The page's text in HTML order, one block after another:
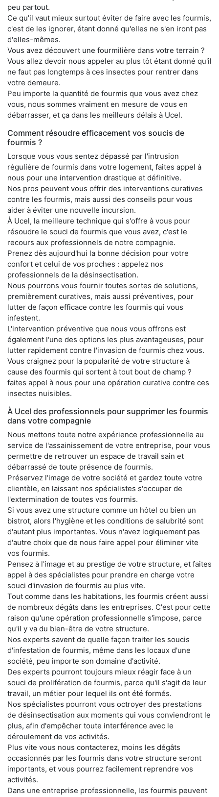
peu partout.
Ce qu'il vaut mieux surtout éviter de faire avec les fourmis,
c'est de les ignorer, étant donné qu'elles ne s'en iront pas
d'elles-mêmes.
Vous avez découvert une fourmilière dans votre terrain ?
Vous allez devoir nous appeler au plus tôt étant donné qu'il
ne faut pas longtemps à ces insectes pour rentrer dans
votre demeure.
Peu importe la quantité de fourmis que vous avez chez
vous, nous sommes vraiment en mesure de vous en
débarrasser, et ça dans les meilleurs délais à Ucel.
Comment résoudre efficacement vos soucis de
fourmis ?
Lorsque vous vous sentez dépassé par l'intrusion
régulière de fourmis dans votre logement, faites appel à
nous pour une intervention drastique et définitive.
Nos pros peuvent vous offrir des interventions curatives
contre les fourmis, mais aussi des conseils pour vous
aider à éviter une nouvelle incursion.
À Ucel, la meilleure technique qui s'offre à vous pour
résoudre le souci de fourmis que vous avez, c'est le
recours aux professionnels de notre compagnie.
Prenez dès aujourd'hui la bonne décision pour votre
confort et celui de vos proches : appelez nos
professionnels de la désinsectisation.
Nous pourrons vous fournir toutes sortes de solutions,
premièrement curatives, mais aussi préventives, pour
lutter de façon efficace contre les fourmis qui vous
infestent.
L'intervention préventive que nous vous offrons est
également l'une des options les plus avantageuses, pour
lutter rapidement contre l'invasion de fourmis chez vous.
Vous craignez pour la popularité de votre structure à
cause des fourmis qui sortent à tout bout de champ ?
faites appel à nous pour une opération curative contre ces
insectes nuisibles.
À Ucel des professionnels pour supprimer les fourmis
dans votre compagnie
Nous mettons toute notre expérience professionnelle au
service de l'assainissement de votre entreprise, pour vous
permettre de retrouver un espace de travail sain et
débarrassé de toute présence de fourmis.
Préservez l'image de votre société et gardez toute votre
clientèle, en laissant nos spécialistes s'occuper de
l'extermination de toutes vos fourmis.
Si vous avez une structure comme un hôtel ou bien un
bistrot, alors l'hygiène et les conditions de salubrité sont
d'autant plus importantes. Vous n'avez logiquement pas
d'autre choix que de nous faire appel pour éliminer vite
vos fourmis.
Pensez à l'image et au prestige de votre structure, et faites
appel à des spécialistes pour prendre en charge votre
souci d'invasion de fourmis au plus vite.
Tout comme dans les habitations, les fourmis créent aussi
de nombreux dégâts dans les entreprises. C'est pour cette
raison qu'une opération professionnelle s'impose, parce
qu'il y va du bien-être de votre structure.
Nos experts savent de quelle façon traiter les soucis
d'infestation de fourmis, même dans les locaux d'une
société, peu importe son domaine d'activité.
Des experts pourront toujours mieux réagir face à un
souci de prolifération de fourmis, parce qu'il s'agit de leur
travail, un métier pour lequel ils ont été formés.
Nos spécialistes pourront vous octroyer des prestations
de désinsectisation aux moments qui vous conviendront le
plus, afin d'empêcher toute interférence avec le
déroulement de vos activités.
Plus vite vous nous contacterez, moins les dégâts
occasionnés par les fourmis dans votre structure seront
importants, et vous pourrez facilement reprendre vos
activités.
Dans une entreprise professionnelle, les fourmis peuvent